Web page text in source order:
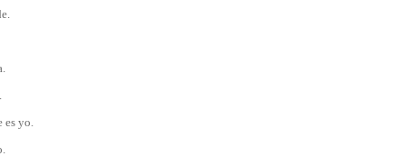
yo.